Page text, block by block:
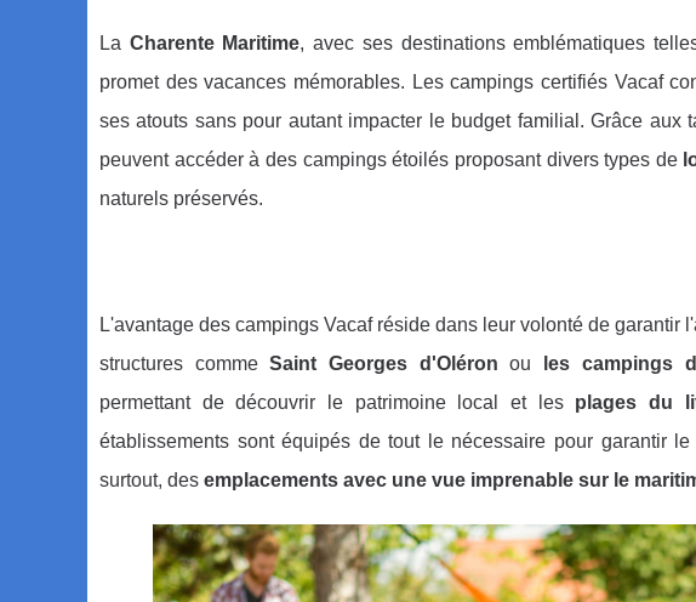
La Charente Maritime, avec ses destinations emblématiques
promet des vacances mémorables. Les campings certifiés Vacaf
ses atouts sans pour autant impacter le budget familial. Grâce
peuvent accéder à des campings étoilés proposant divers types de
naturels préservés.
L'avantage des campings Vacaf réside dans leur volonté de garantir
structures commeSaint Georges d'Oléron ou les campings
permettant de découvrir le patrimoine local et les plages du
établissements sont équipés de tout le nécessaire pour garantir
surtout, des emplacements avec une vue imprenable sur le